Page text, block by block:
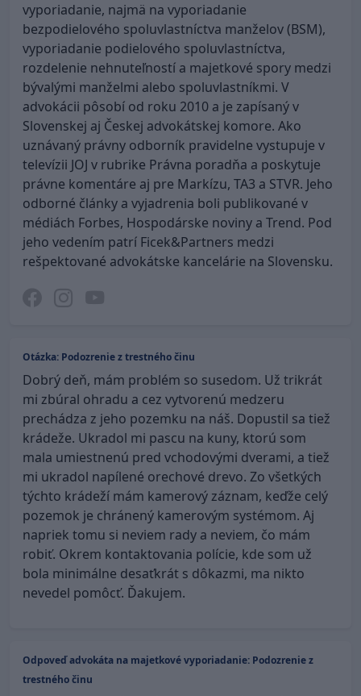
vyporiadanie, najmä na vyporiadanie
bezpodielového spoluvlastníctva manželov (BSM),
vyporiadanie podielového spoluvlastníctva,
rozdelenie nehnuteľností a majetkové spory medzi
bývalými manželmi alebo spoluvlastníkmi. V
advokácii pôsobí od roku 2010 a je zapísaný v
Slovenskej aj Českej advokátskej komore. Ako
uznávaný právny odborník pravidelne vystupuje v
televízii JOJ v rubrike Právna poradňa a poskytuje
právne komentáre aj pre Markízu, TA3 a STVR. Jeho
odborné články a vyjadrenia boli publikované v
médiách Forbes, Hospodárske noviny a Trend. Pod
jeho vedením patrí Ficek&Partners medzi
rešpektované advokátske kancelárie na Slovensku.
Otázka: Podozrenie z trestného činu
Dobrý deň, mám problém so susedom. Už trikrát
mi zbúral ohradu a cez vytvorenú medzeru
prechádza z jeho pozemku na náš. Dopustil sa tiež
krádeže. Ukradol mi pascu na kuny, ktorú som
mala umiestnenú pred vchodovými dverami, a tiež
mi ukradol napílené orechové drevo. Zo všetkých
týchto krádeží mám kamerový záznam, keďže celý
pozemok je chránený kamerovým systémom. Aj
napriek tomu si neviem rady a neviem, čo mám
robiť. Okrem kontaktovania polície, kde som už
bola minimálne desaťkrát s dôkazmi, ma nikto
nevedel pomôcť. Ďakujem.
Odpoveď advokáta na majetkové vyporiadanie: Podozrenie z
trestného činu